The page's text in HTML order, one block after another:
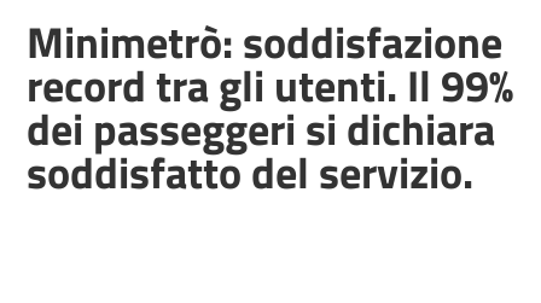
Minimetrò: soddisfazione
record tra gli utenti. Il 99%
dei passeggeri si dichiara
soddisfatto del servizio.